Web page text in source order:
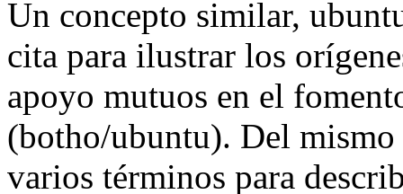
Un concepto similar,
cita para ilustrar los
apoyo mutuos en el
(botho/ubuntu). Del
varios términos para